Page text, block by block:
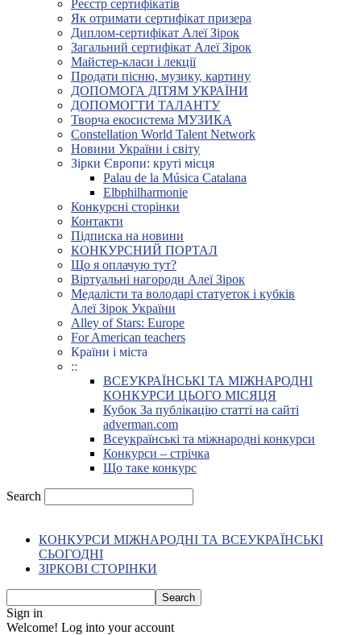
Реєстр сертифікатів
Як отримати сертифікат призера
Диплом-сертифікат Алеї Зірок
Загальний сертифікат Алеї Зірок
Майстер-класи і лекції
Продати пісню, музику, картину
ДОПОМОГА ДІТЯМ УКРАЇНИ
ДОПОМОГТИ ТАЛАНТУ
Творча екосистема МУЗИКА
Constellation World Talent Network
Новини України і світу
Зірки Європи: круті місця
Palau de la Música Catalana
Elbphilharmonie
Конкурсні сторінки
Контакти
Підписка на новини
КОНКУРСНИЙ ПОРТАЛ
Що я оплачую тут?
Віртуальні нагороди Алеї Зірок
Медалісти та володарі статуеток і кубків
Алеї Зірок України
Alley of Stars: Europe
For American teachers
Країни і міста
::
ВСЕУКРАЇНСЬКІ ТА МІЖНАРОДНІ
КОНКУРСИ ЦЬОГО МІСЯЦЯ
Кубок За публікацію статті на сайті
adverman.com
Всеукраїнські та міжнародні конкурси
Конкурси – стрічка
Що таке конкурс
Search
КОНКУРСИ МІЖНАРОДНІ ТА ВСЕУКРАЇНСЬКІ
СЬОГОДНІ
ЗІРКОВІ СТОРІНКИ
Sign in
Welcome! Log into your account